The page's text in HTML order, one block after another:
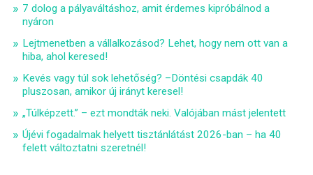
7 dolog a pályaváltáshoz, amit érdemes kipróbálnod a
nyáron
Lejtmenetben a vállalkozásod? Lehet, hogy nem ott van a
hiba, ahol keresed!
Kevés vagy túl sok lehetőség? –Döntési csapdák 40
pluszosan, amikor új irányt keresel!
„Túlképzett.” – ezt mondták neki. Valójában mást jelentett
Újévi fogadalmak helyett tisztánlátást 2026-ban – ha 40
felett változtatni szeretnél!